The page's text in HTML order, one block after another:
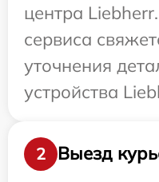
центра
сервиса
уточнения
устройства
2
Выезд